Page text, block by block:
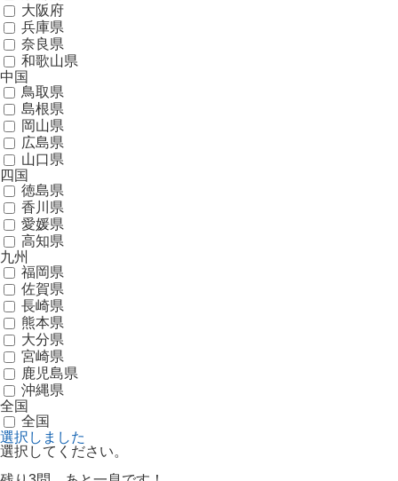
大阪府
兵庫県
奈良県
和歌山県
中国
鳥取県
島根県
岡山県
広島県
山口県
四国
徳島県
香川県
愛媛県
高知県
九州
福岡県
佐賀県
長崎県
熊本県
大分県
宮崎県
鹿児島県
沖縄県
全国
全国
選択しました
選択してください。